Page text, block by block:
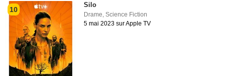
10
Silo
Drame ,Science Fiction
5 mai 2023 sur Apple TV